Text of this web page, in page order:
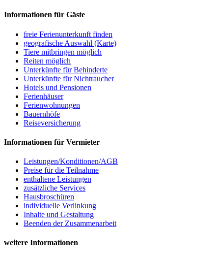
Informationen für Gäste
freie Ferienunterkunft finden
geografische Auswahl (Karte)
Tiere mitbringen möglich
Reiten möglich
Unterkünfte für Behinderte
Unterkünfte für Nichtraucher
Hotels und Pensionen
Ferienhäuser
Ferienwohnungen
Bauernhöfe
Reiseversicherung
Informationen für Vermieter
Leistungen/Konditionen/AGB
Preise für die Teilnahme
enthaltene Leistungen
zusätzliche Services
Hausbroschüren
individuelle Verlinkung
Inhalte und Gestaltung
Beenden der Zusammenarbeit
weitere Informationen